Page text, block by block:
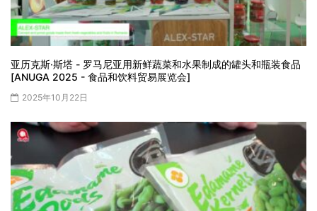
亚历克斯·斯塔 - 罗马尼亚用新鲜蔬菜和水果制成的罐头和瓶装食品
[ANUGA 2025 - 食品和饮料贸易展览会]
2025年10月22日